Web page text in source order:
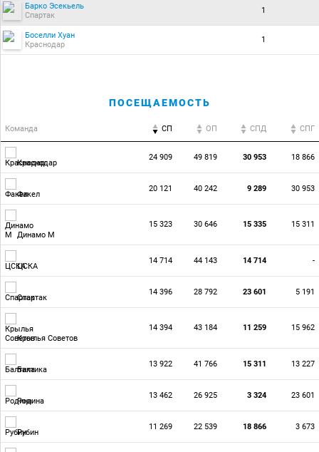
Барко Эсекьель
Спартак
1
Боселли Хуан
Краснодар
1
ПОСЕЩАЕМОСТЬ
Команда СП ОП CПД CПГ
Краснодар
24 909 49 819 30 953 18 866
Факел
20 121 40 242 9 289 30 953
Динамо М
15 323 30 646 15 335 15 311
ЦСКА
14 714 44 143 14 714 -
Спартак
14 396 28 792 23 601 5 191
Крылья Советов
14 394 43 184 11 259 15 962
Балтика
13 922 41 766 15 311 13 227
Родина
13 462 26 925 3 324 23 601
Рубин
11 269 22 539 18 866 3 673